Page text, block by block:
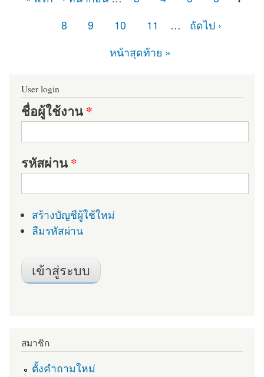
8
9 10 11 …
ถัดไป ›
หน้าสุดท้าย »
User login
ชื่อผู้ใช้งาน*
รหัสผ่าน*
สร้างบัญชีผู้ใช้ใหม่
ลืมรหัสผ่าน
สมาชิก
ตั้งคำถามใหม่